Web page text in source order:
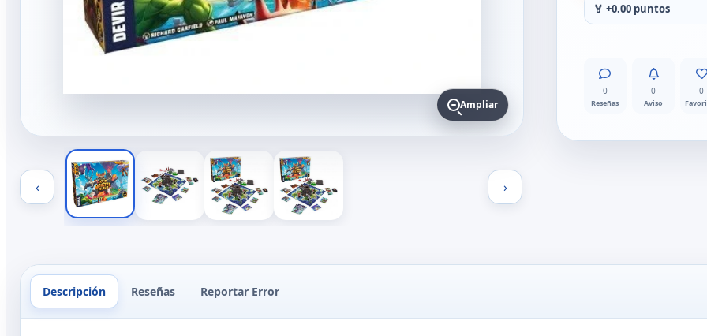
Ampliar
‹ ›
🏅 +0.00 puntos
0
Reseñas
0
Aviso
0
Descripción Reseñas Reportar Error